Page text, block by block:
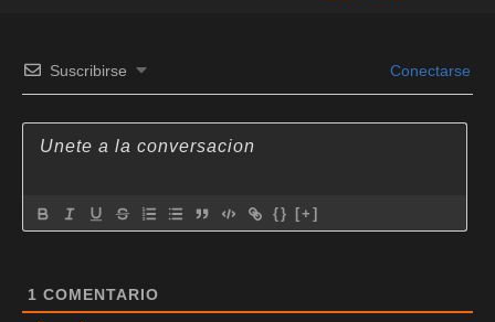
Suscribirse Conectarse
{} [+]
1 COMENTARIO